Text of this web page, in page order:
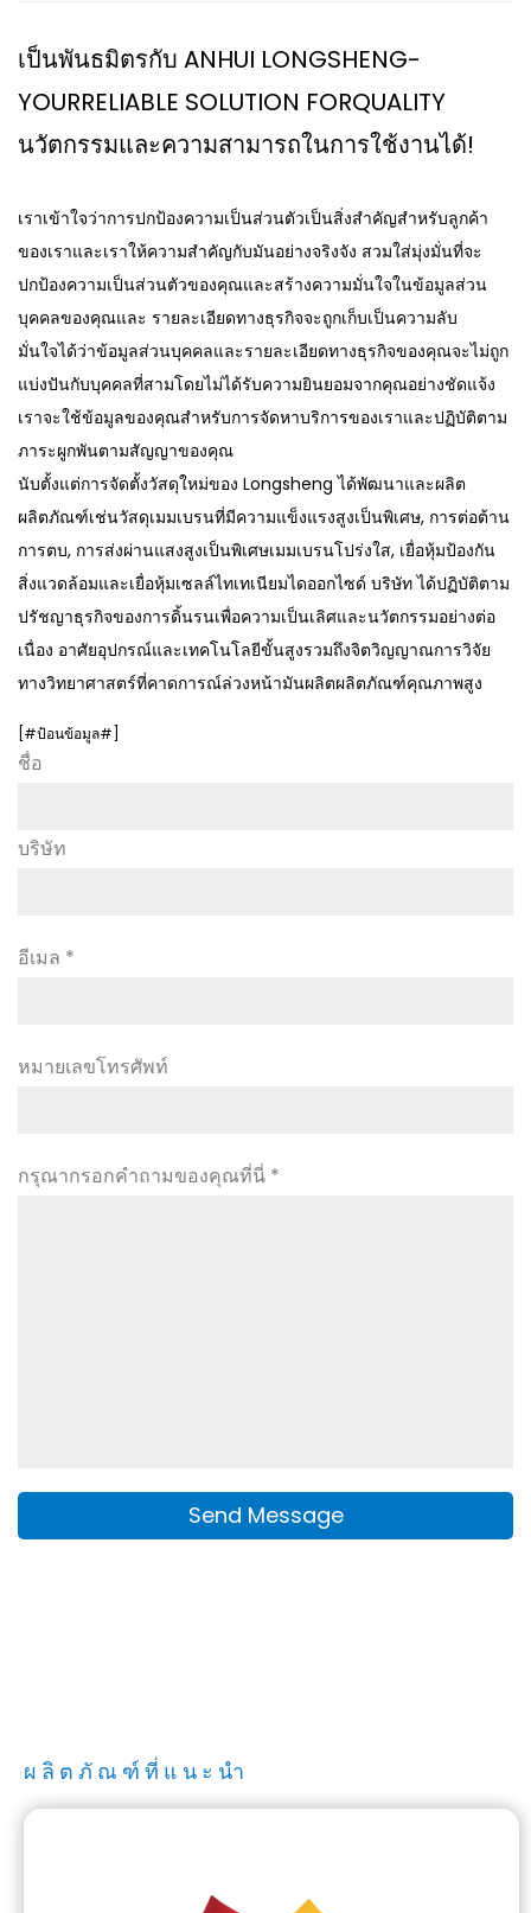
เป็นพันธมิตรกับ ANHUI LONGSHENG-
YOURRELIABLE SOLUTION FORQUALITY
นวัตกรรมและความสามารถในการใช้งานได้!
เราเข้าใจว่าการปกป้องความเป็นส่วนตัวเป็นสิ่งสำคัญสำหรับลูกค้า
ของเราและเราให้ความสำคัญกับมันอย่างจริงจัง สวมใส่มุ่งมั่นที่จะ
ปกป้องความเป็นส่วนตัวของคุณและสร้างความมั่นใจในข้อมูลส่วน
บุคคลของคุณและ รายละเอียดทางธุรกิจจะถูกเก็บเป็นความลับ
มั่นใจได้ว่าข้อมูลส่วนบุคคลและรายละเอียดทางธุรกิจของคุณจะไม่ถูก
แบ่งปันกับบุคคลที่สามโดยไม่ได้รับความยินยอมจากคุณอย่างชัดแจ้ง
เราจะใช้ข้อมูลของคุณสำหรับการจัดหาบริการของเราและปฏิบัติตาม
ภาระผูกพันตามสัญญาของคุณ
นับตั้งแต่การจัดตั้งวัสดุใหม่ของ Longsheng ได้พัฒนาและผลิต
ผลิตภัณฑ์เช่นวัสดุเมมเบรนที่มีความแข็งแรงสูงเป็นพิเศษ, การต่อต้าน
การตบ, การส่งผ่านแสงสูงเป็นพิเศษเมมเบรนโปร่งใส, เยื่อหุ้มป้องกัน
สิ่งแวดล้อมและเยื่อหุ้มเซลล์ไทเทเนียมไดออกไซด์ บริษัท ได้ปฏิบัติตาม
ปรัชญาธุรกิจของการดิ้นรนเพื่อความเป็นเลิศและนวัตกรรมอย่างต่อ
เนื่อง อาศัยอุปกรณ์และเทคโนโลยีขั้นสูงรวมถึงจิตวิญญาณการวิจัย
ทางวิทยาศาสตร์ที่คาดการณ์ล่วงหน้ามันผลิตผลิตภัณฑ์คุณภาพสูง
[#ป้อนข้อมูล#]
ชื่อ
บริษัท
อีเมล *
หมายเลขโทรศัพท์
กรุณากรอกคำถามของคุณที่นี่ *
ผลิตภัณฑ์ที่แนะนำ